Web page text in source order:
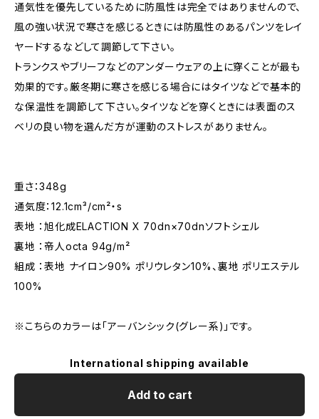
通気性を優先しているために防風性は完全ではありませんので、
風の強い状況で寒さを感じるときには防風性のあるパンツをレイ
ヤードするなどして調節して下さい。
トランクスやブリーフなどのアンダーウェアの上に穿くことが最も
効果的です。厳冬期に寒さを感じる場合にはタイツなどで基本的
な保温性を調節して下さい。タイツなどを穿くときには表面のス
ベリの良い物を選んだ方が運動のストレスがありません。
重さ：348g
通気度：12.1cm³/cm²・s
表地 ：旭化成ELACTION X 70dn×70dnソフトシェル
裏地 ：帝人octa 94g/m²
組成 ：表地 ナイロン90% ポリウレタン10%、裏地 ポリエステル
100%
※こちらのカラーは「アーバンシック(グレー系)」です。
International shipping available
Add to cart